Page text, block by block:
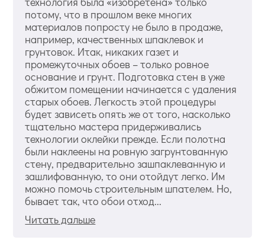
потому, что в прошлом веке многих
материалов попросту не было в продаже,
например, качественных шпаклевок и
грунтовок. Итак, никаких газет и
промежуточных обоев – только ровное
основание и грунт. Подготовка стен в уже
обжитом помещении начинается с удаления
старых обоев. Легкость этой процедуры
будет зависеть опять же от того, насколько
тщательно мастера придерживались
технологии оклейки прежде. Если полотна
были наклеены на ровную загрунтованную
стену, предварительно зашпаклеванную и
зашлифованную, то они отойдут легко. Им
можно помочь строительным шпателем. Но,
бывает так, что обои отход...
Читать дальше